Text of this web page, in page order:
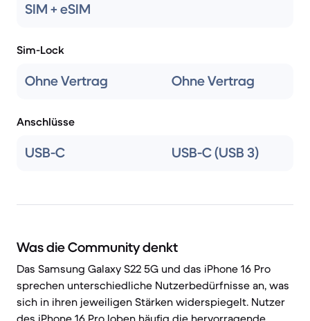
SIM + eSIM
Sim-Lock
Ohne Vertrag Ohne Vertrag
Anschlüsse
USB-C USB-C (USB 3)
Was die Community denkt
Das Samsung Galaxy S22 5G und das iPhone 16 Pro
sprechen unterschiedliche Nutzerbedürfnisse an, was
sich in ihren jeweiligen Stärken widerspiegelt. Nutzer
des iPhone 16 Pro loben häufig die hervorragende